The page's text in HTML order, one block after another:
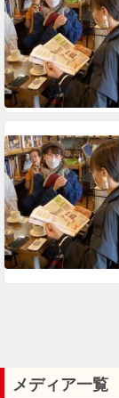
メディア一覧